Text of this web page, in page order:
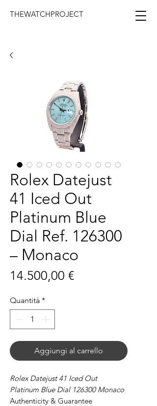
THEWATCHPROJECT
Rolex Datejust
41 Iced Out
Platinum Blue
Dial Ref. 126300
– Monaco
14.500,00 €Prezzo
Quantità *
Aggiungi al carrello
Rolex Datejust 41 Iced Out
Platinum Blue Dial 126300 Monaco
Authenticity & Guarantee